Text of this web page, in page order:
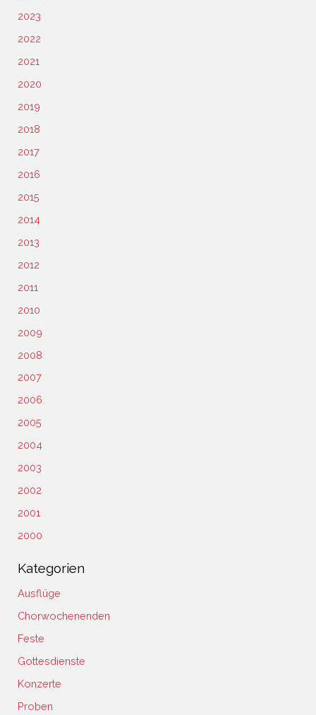
2023
2022
2021
2020
2019
2018
2017
2016
2015
2014
2013
2012
2011
2010
2009
2008
2007
2006
2005
2004
2003
2002
2001
2000
Kategorien
Ausflüge
Chorwochenenden
Feste
Gottesdienste
Konzerte
Proben